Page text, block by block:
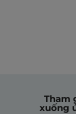
Tham
xuống